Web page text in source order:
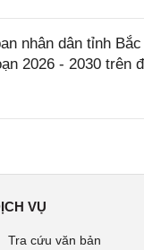
nhân dân tỉnh
2026 - 2030 trên
VỤ
Tra cứu văn bản